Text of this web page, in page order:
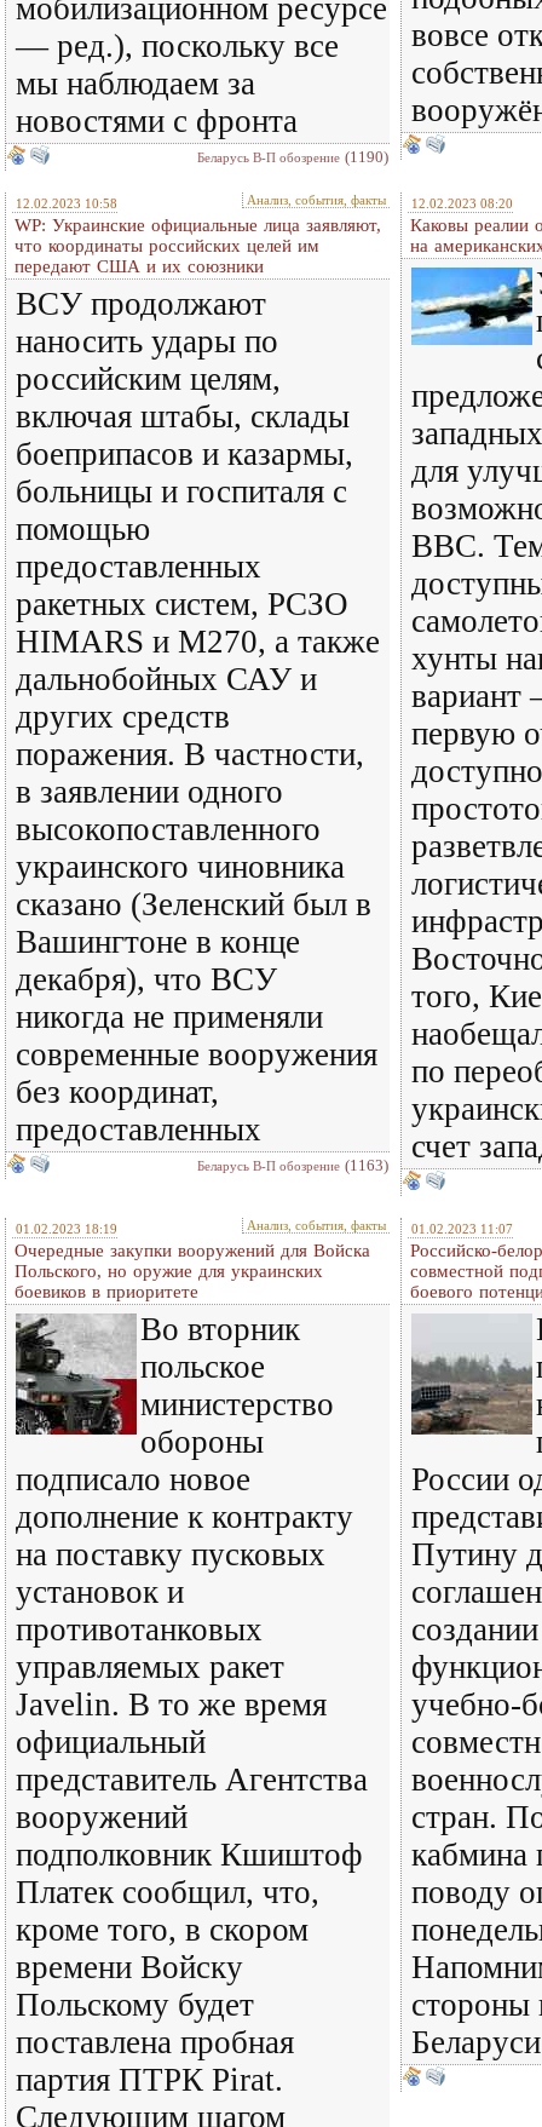
мобилизационном ресурсе
— ред.), поскольку все
мы наблюдаем за
новостями с фронта
Беларусь В-П обозрение (1190)
вовсе
12.02.2023 10:58 Анализ, события, факты
WP: Украинские официальные лица заявляют,
что координаты российских целей им
передают США и их союзники
ВСУ продолжают
наносить удары по
российским целям,
включая штабы, склады
боеприпасов и казармы,
больницы и госпиталя с
помощью
предоставленных
ракетных систем, РСЗО
HIMARS и M270, а также
дальнобойных САУ и
других средств
поражения. В частности,
в заявлении одного
высокопоставленного
украинского чиновника
сказано (Зеленский был в
Вашингтоне в конце
декабря), что ВСУ
никогда не применяли
современные вооружения
без координат,
предоставленных
Беларусь В-П обозрение (1163)
12.02.2023 08:20
Каковы реалии
на
для
ВВС.
хунты
вариант
первую
того,
по
счет
01.02.2023 18:19 Анализ, события, факты
Очередные закупки вооружений для Войска
Польского, но оружие для украинских
боевиков в приоритете
Во вторник
польское
министерство
обороны
подписало новое
дополнение к контракту
на поставку пусковых
установок и
противотанковых
управляемых ракет
Javelin. В то же время
официальный
представитель Агентства
вооружений
подполковник Кшиштоф
Платек сообщил, что,
кроме того, в скором
времени Войску
Польскому будет
поставлена пробная
партия ПТРК Pirat.
Следующим шагом
01.02.2023 11:07
Российско-
совместной
боевого
России
Путину
учебно-
стран.
кабмина
поводу
стороны
Беларуси